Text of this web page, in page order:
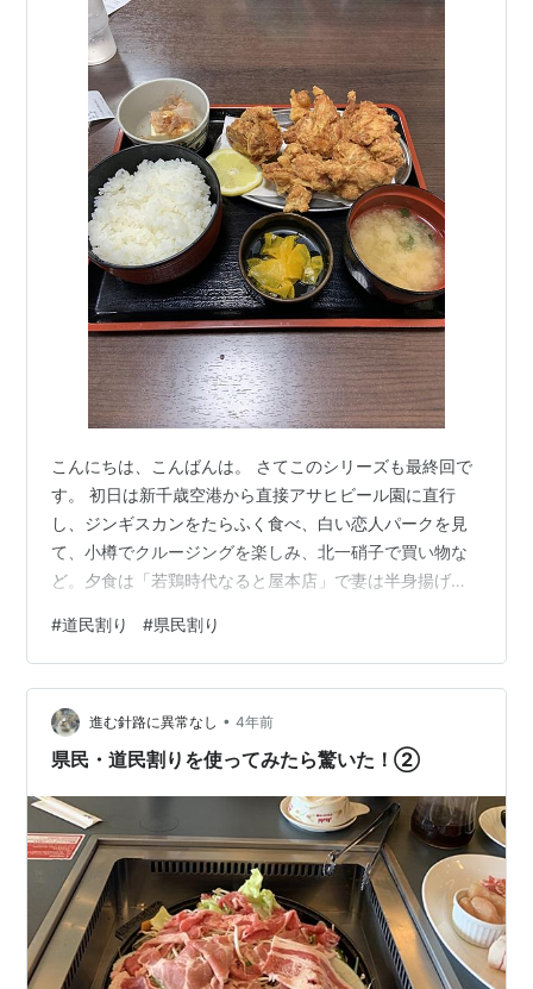
こんにちは、こんばんは。 さてこのシリーズも最終回で
す。 初日は新千歳空港から直接アサヒビール園に直行
し、ジンギスカンをたらふく食べ、白い恋人パークを見
て、小樽でクルージングを楽しみ、北一硝子で買い物な
ど。夕食は「若鶏時代なると屋本店」で妻は半身揚げ、
本店 ざんぎ定食 ジューシーで熱々！とても美味しかっ
た、口の中をちょい火傷をしました。写真では妻の半身
揚げはまだ到着してないね（なぜか探しても半身揚げの
写真が無い．．．） で、話は2日目のバスツアーです。
このツアーの内容は、『旭山動物園と富良野・美瑛青い
#道民割り #県民割り
進む針路に異常なし • 4年前
県民・道民割りを使ってみたら驚いた！②